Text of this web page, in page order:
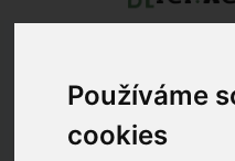
Používáme
cookies
Dámské parfémy